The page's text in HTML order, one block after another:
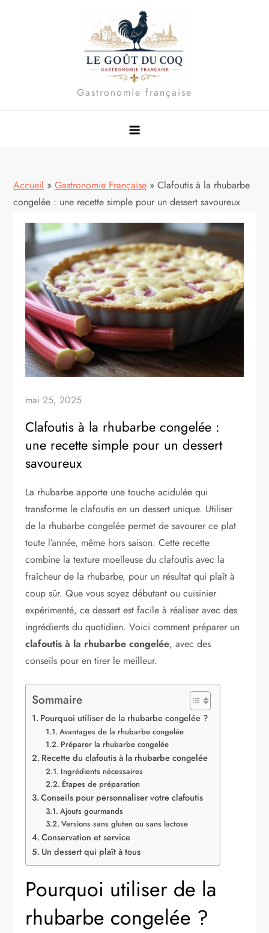
Gastronomie française
Accueil » Gastronomie Française » Clafoutis à la rhubarbe
congelée : une recette simple pour un dessert savoureux
mai 25, 2025
Clafoutis à la rhubarbe congelée :
une recette simple pour un dessert
savoureux
La rhubarbe apporte une touche acidulée qui
transforme le clafoutis en un dessert unique. Utiliser
de la rhubarbe congelée permet de savourer ce plat
toute l’année, même hors saison. Cette recette
combine la texture moelleuse du clafoutis avec la
fraîcheur de la rhubarbe, pour un résultat qui plaît à
coup sûr. Que vous soyez débutant ou cuisinier
expérimenté, ce dessert est facile à réaliser avec des
ingrédients du quotidien. Voici comment préparer un
clafoutis à la rhubarbe congelée, avec des
conseils pour en tirer le meilleur.
Sommaire
Pourquoi utiliser de la rhubarbe congelée ?
Avantages de la rhubarbe congelée
Préparer la rhubarbe congelée
Recette du clafoutis à la rhubarbe congelée
Ingrédients nécessaires
Étapes de préparation
Conseils pour personnaliser votre clafoutis
Ajouts gourmands
Versions sans gluten ou sans lactose
Conservation et service
Un dessert qui plaît à tous
Pourquoi utiliser de la
rhubarbe congelée ?